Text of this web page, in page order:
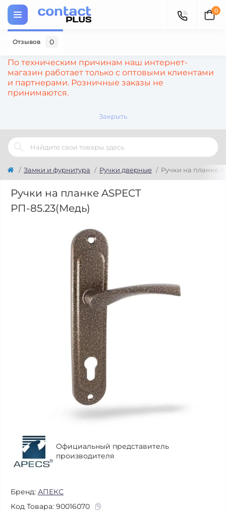
По техническим причинам наш интернет-
магазин работает только с оптовыми клиентами
и партнерами. Розничные заказы не
принимаются.
Закрыть
0
Замки и фурнитура Ручки дверные Ручки на планке
Ручки на планке ASPECT
РП-85.23(Медь)
Официальный представитель
производителя
Бренд: АПЕКС
Код Товара: 90016070
Отзывов 0